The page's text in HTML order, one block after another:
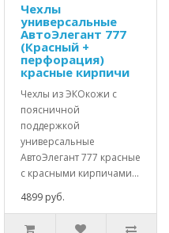
Чехлы
универсальные
АвтоЭлегант 777
(Красный +
перфорация)
красные кирпичи
Чехлы из ЭКОкожи с
поясничной
поддержкой
универсальные
АвтоЭлегант 777 красные
с красными кирпичами...
4899 руб.